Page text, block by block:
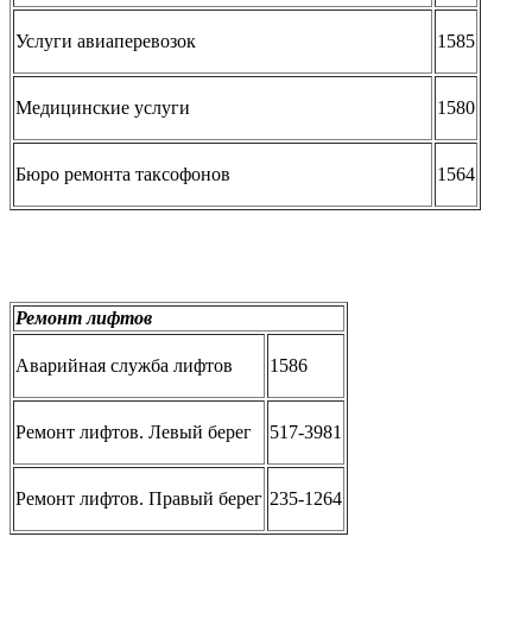
Услуги авиаперевозок 1585
Медицинские услуги 1580
Бюро ремонта таксофонов 1564
Ремонт лифтов
Аварийная служба лифтов 1586
Ремонт лифтов. Левый берег 517-3981
Ремонт лифтов. Правый берег 235-1264